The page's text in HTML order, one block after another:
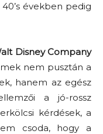
években pedig
Disney Company
nem pusztán a
hanem az egész
a jó-rossz
kérdések, a
csoda, hogy a